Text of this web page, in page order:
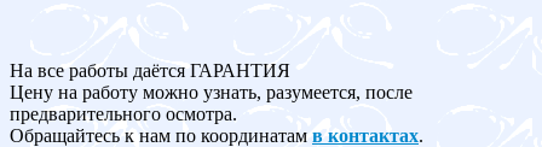
На все работы даётся ГАРАНТИЯ
Цену на работу можно узнать, разумеется, после
предварительного осмотра.
Обращайтесь к нам по координатам в контактах.